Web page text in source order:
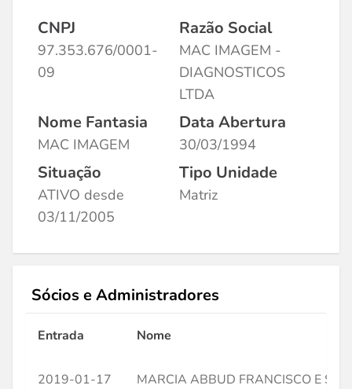
CNPJ
97.353.676/0001-
09
Razão Social
MAC IMAGEM -
DIAGNOSTICOS
LTDA
Nome Fantasia
MAC IMAGEM
Data Abertura
30/03/1994
Situação
ATIVO desde
03/11/2005
Tipo Unidade
Matriz
Sócios e Administradores
Entrada Nome
2019-01-17 MARCIA ABBUD FRANCISCO E